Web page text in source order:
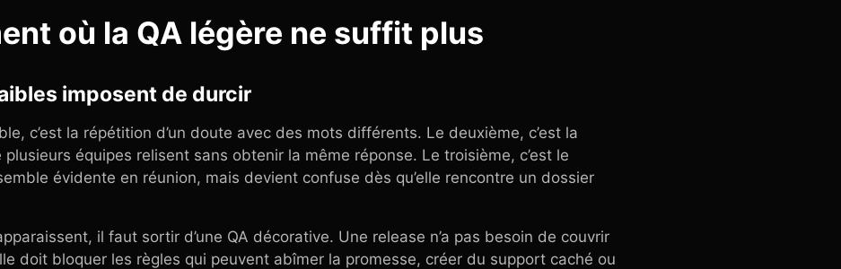
où la QA légère ne suffit plus
imposent de durcir
c’est la répétition d’un doute avec des mots différents. Le deuxième, c’est la
plusieurs équipes relisent sans obtenir la même réponse. Le troisième, c’est le
évidente en réunion, mais devient confuse dès qu’elle rencontre un dossier
il faut sortir d’une QA décorative. Une release n’a pas besoin de couvrir
doit bloquer les règles qui peuvent abîmer la promesse, créer du support caché ou